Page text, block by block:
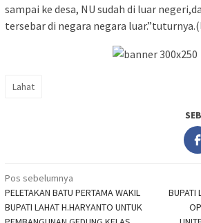
sampai ke desa, NU sudah di luar
tersebar di negara negara
Lahat
Navigasi
pos
Pos sebelumnya
PELETAKAN BATU PERTAMA WAKIL
BUPATI LAHAT H.HARYANTO UNTUK
BUPATI